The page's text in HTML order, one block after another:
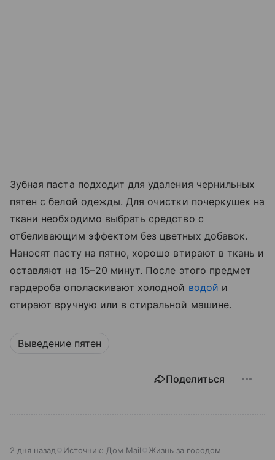
Зубная паста подходит для удаления чернильных
пятен с белой одежды. Для очистки почеркушек на
ткани необходимо выбрать средство с
отбеливающим эффектом без цветных добавок.
Наносят пасту на пятно, хорошо втирают в ткань и
оставляют на 15–20 минут. После этого предмет
гардероба ополаскивают холодной водой и
стирают вручную или в стиральной машине.
Выведение пятен
Поделиться
2 дня назад Источник: Дом Mail Жизнь за городом